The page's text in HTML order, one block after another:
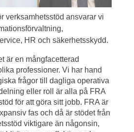
verksamhetsstöd ansvarar vi
HR och säkerhetsskydd.
är en mångfacetterad
professioner. Vi har hand
frågor till dagliga operativa
eller roll är alla på FRA
för att göra sitt jobb. FRA är
fas och då är stödet från
viktigare än någonsin,